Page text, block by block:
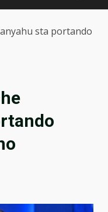
sta portando